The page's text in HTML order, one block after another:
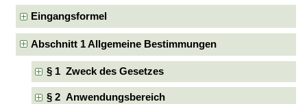
Eingangsformel
Abschnitt 1 Allgemeine Bestimmungen
§ 1 Zweck des Gesetzes
§ 2 Anwendungsbereich